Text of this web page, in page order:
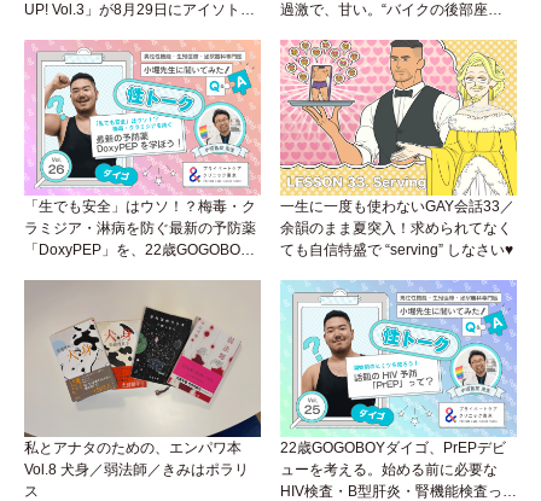
UP! Vol.3」が8月29日にアイソトー
過激で、甘い。“バイクの後部座
「生でも安全」はウソ！？梅毒・ク
ラミジア・淋病を防ぐ最新の予防薬
「DoxyPEP」を、22歳GOGOBOY
（Vol.26）
一生に一度も使わないGAY会話33／
余韻のまま夏突入！求められてなく
ても自信特盛で “serving” しなさい♥
私とアナタのための、エンパワ本
Vol.8 犬身／弱法師／きみはポラリ
ス
22歳GOGOBOYダイゴ、PrEPデビ
ューを考える。始める前に必要な
HIV検査・B型肝炎・腎機能検査っ